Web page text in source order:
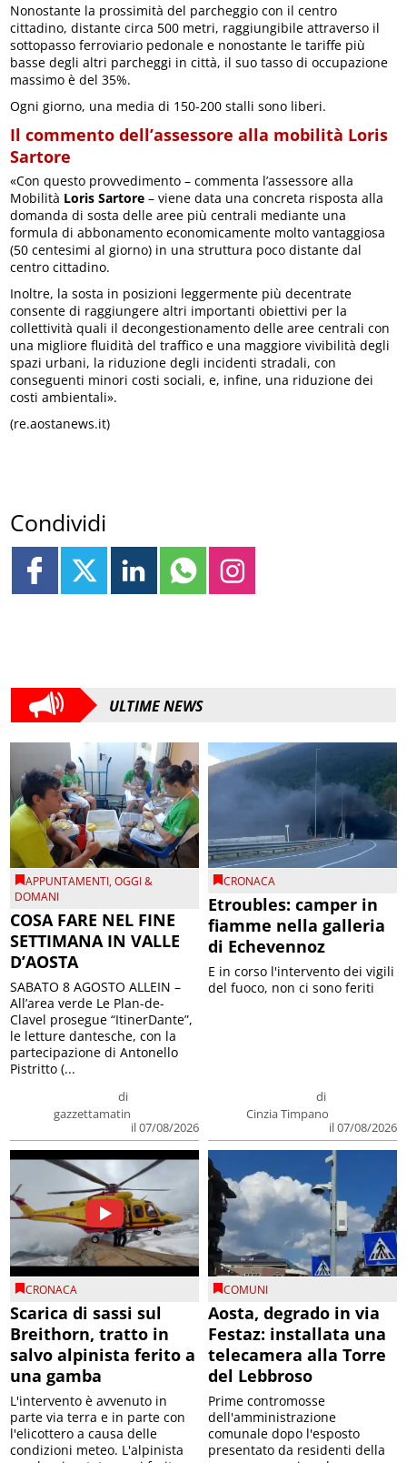
Nonostante la prossimità del parcheggio con il centro
cittadino, distante circa 500 metri, raggiungibile attraverso il
sottopasso ferroviario pedonale e nonostante le tariffe più
basse degli altri parcheggi in città, il suo tasso di occupazione
massimo è del 35%.
Ogni giorno, una media di 150-200 stalli sono liberi.
Il commento dell’assessore alla mobilità Loris
Sartore
«Con questo provvedimento – commenta l’assessore alla
Mobilità Loris Sartore – viene data una concreta risposta alla
domanda di sosta delle aree più centrali mediante una
formula di abbonamento economicamente molto vantaggiosa
(50 centesimi al giorno) in una struttura poco distante dal
centro cittadino.
Inoltre, la sosta in posizioni leggermente più decentrate
consente di raggiungere altri importanti obiettivi per la
collettività quali il decongestionamento delle aree centrali con
una migliore fluidità del traffico e una maggiore vivibilità degli
spazi urbani, la riduzione degli incidenti stradali, con
conseguenti minori costi sociali, e, infine, una riduzione dei
costi ambientali».
(re.aostanews.it)
Condividi
ULTIME NEWS
APPUNTAMENTI,OGGI &
DOMANI
COSA FARE NEL FINE
SETTIMANA IN VALLE
D’AOSTA
di
gazzettamatin
il 07/08/2026
SABATO 8 AGOSTO ALLEIN –
All’area verde Le Plan-de-
Clavel prosegue “ItinerDante”,
le letture dantesche, con la
partecipazione di Antonello
Pistritto (...
CRONACA
Etroubles: camper in
fiamme nella galleria
di Echevennoz
di
Cinzia Timpano
il 07/08/2026
E in corso l'intervento dei vigili
del fuoco, non ci sono feriti
CRONACA
Scarica di sassi sul
Breithorn, tratto in
salvo alpinista ferito a
una gamba
L'intervento è avvenuto in
parte via terra e in parte con
l'elicottero a causa delle
condizioni meteo. L'alpinista
COMUNI
Aosta, degrado in via
Festaz: installata una
telecamera alla Torre
del Lebbroso
Prime contromosse
dell'amministrazione
comunale dopo l'esposto
presentato da residenti della